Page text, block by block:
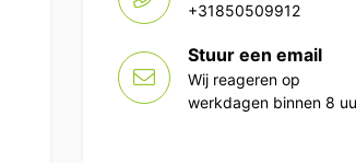
+31850509912
Stuur een email
Wij reageren op
werkdagen binnen 8